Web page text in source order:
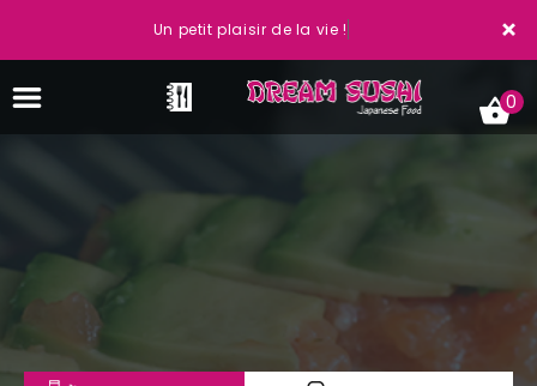
×
Un petit plaisir de la vie !
ACCUEIL
LA CARTE
VOTRE COMPTE
0